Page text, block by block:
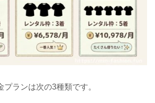
プランは次の3種類です。